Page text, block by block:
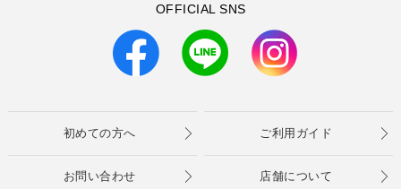
OFFICIAL SNS
初めての方へ ご利用ガイド
お問い合わせ 店舗について